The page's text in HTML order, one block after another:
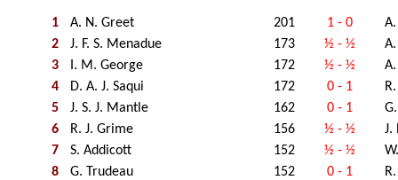
1 A. N. Greet 201 1 - 0
2
J. F. S. Menadue 173 ½ - ½
3
I. M. George 172 ½ - ½
4
D. A. J. Saqui 172 0 - 1
5
J. S. J. Mantle 162 0 - 1
6
R. J. Grime 156 ½ - ½
J.
7
S. Addicott 152 ½ - ½
8
G. Trudeau 152 0 - 1